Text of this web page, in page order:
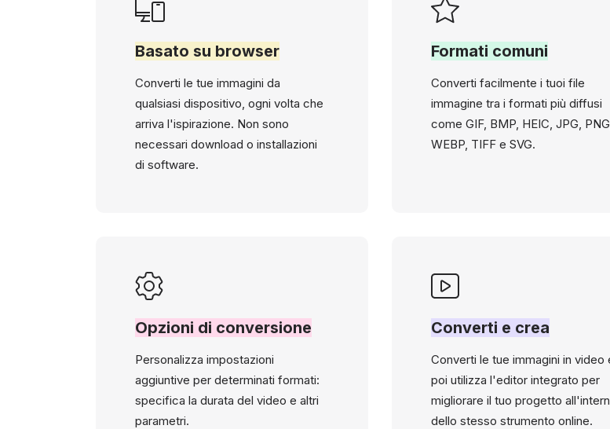
Basato su browser
Converti le tue immagini da
qualsiasi dispositivo, ogni volta che
arriva l'ispirazione. Non sono
necessari download o installazioni
di software.
Formati comuni
Converti facilmente i tuoi file
immagine tra i formati più diffusi
come GIF, BMP, HEIC, JPG,
WEBP, TIFF e SVG.
Opzioni di conversione
Personalizza impostazioni
aggiuntive per determinati formati:
specifica la durata del video e altri
parametri.
Converti e crea
Converti le tue immagini in video
poi utilizza l'editor integrato per
migliorare il tuo progetto
dello stesso strumento online.